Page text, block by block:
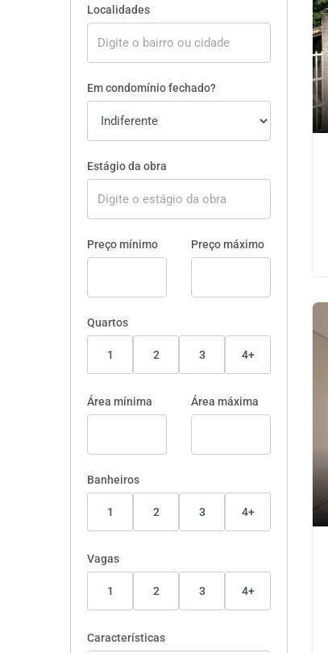
Localidades
Em condomínio fechado?
Estágio da obra
Preço mínimo Preço máximo
Quartos
1 2 3 4+
Área mínima Área máxima
Banheiros
1 2 3 4+
Vagas
1 2 3 4+
Características